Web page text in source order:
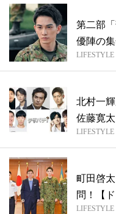
第二部
優陣の
チ...
LIFESTYLE
北村一
佐藤寛
啓...
LIFESTYLE
町田啓
問！【
LIFESTYLE